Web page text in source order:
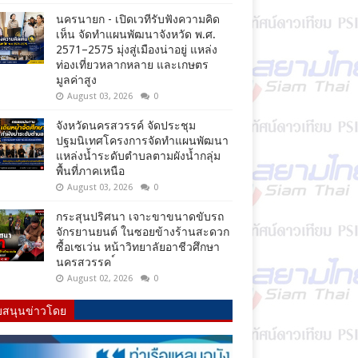
นครนายก - เปิดเวทีรับฟังความคิด
เห็น จัดทำแผนพัฒนาจังหวัด พ.ศ.
2571–2575 มุ่งสู่เมืองน่าอยู่ แหล่ง
ท่องเที่ยวหลากหลาย และเกษตร
มูลค่าสูง
August 03, 2026 0
จังหวัดนครสวรรค์ จัดประชุม
ปฐมนิเทศโครงการจัดทำแผนพัฒนา
แหล่งน้ำระดับตำบลตามผังน้ำกลุ่ม
พื้นที่ภาคเหนือ
August 03, 2026 0
กระสุนปริศนา เจาะขาขนาดขับรถ
จักรยานยนต์ ในซอยข้างร้านสะดวก
ซื้อเซเว่น หน้าวิทยาลัยอาชีวศึกษา
นครสวรรค ์
August 02, 2026 0
นุนข่าวโดย